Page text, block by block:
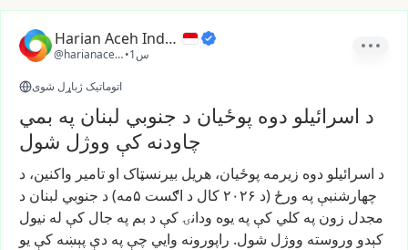
Harian Aceh Indonesia
@harianacehindonesia
• 1س
اتوماتیک ژباړل شوی
د اسرائیلو دوه پوځیان د جنوبي لبنان په بمي
چاودنه کې ووژل شول
د اسرائیلو دوه زیرمه پوځیان، هریل بیرنسټاک او تامیر واکنین، د
چهارشنبې په ورځ (د ۲۰۲۶کال د اګست ۵مه) د جنوبي لبنان د
مجدل زون په کلي کې په یوه ودانۍکې د بم په جال کې له نیول
کېدو وروسته ووژل شول. راپورونه وايي چې په دې پېښه کې یو